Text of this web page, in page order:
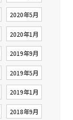
2020年5月
2020年1月
2019年9月
2019年5月
2019年1月
2018年9月